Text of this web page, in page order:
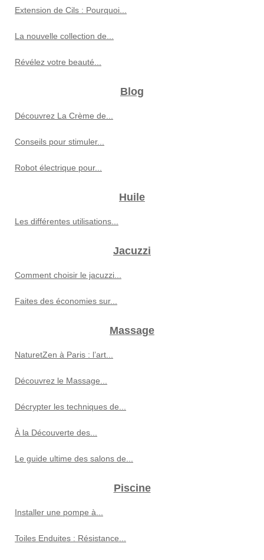
Extension de Cils : Pourquoi...
La nouvelle collection de...
Révélez votre beauté...
Blog
Découvrez La Crème de...
Conseils pour stimuler...
Robot électrique pour...
Huile
Les différentes utilisations...
Jacuzzi
Comment choisir le jacuzzi...
Faites des économies sur...
Massage
NaturetZen à Paris : l’art...
Découvrez le Massage...
Décrypter les techniques de...
À la Découverte des...
Le guide ultime des salons de...
Piscine
Installer une pompe à...
Toiles Enduites : Résistance...